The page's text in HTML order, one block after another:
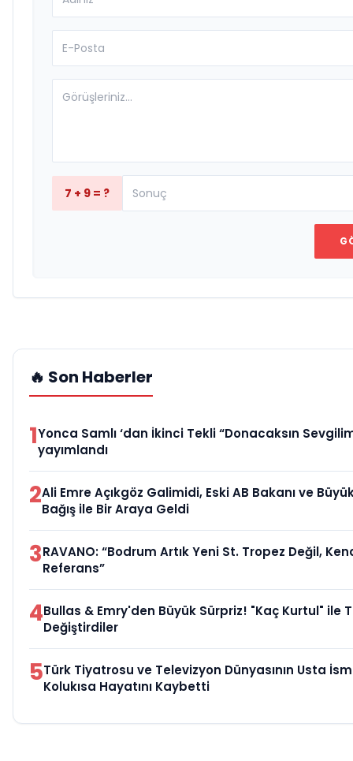
7 + 9 = ?
🔥 Son Haberler
1Yonca Samlı ‘dan İkinci Tekli “Donacaksın
yayımlandı
2Ali Emre Açıkgöz Galimidi, Eski AB Bakanı ve
Bağış ile Bir Araya Geldi
3RAVANO: “Bodrum Artık Yeni St. Tropez Değil,
Referans”
4Bullas & Emry'den Büyük Sürpriz! "Kaç Kurtul" ile
Değiştirdiler
5Türk Tiyatrosu ve Televizyon Dünyasının Usta
Kolukısa Hayatını Kaybetti